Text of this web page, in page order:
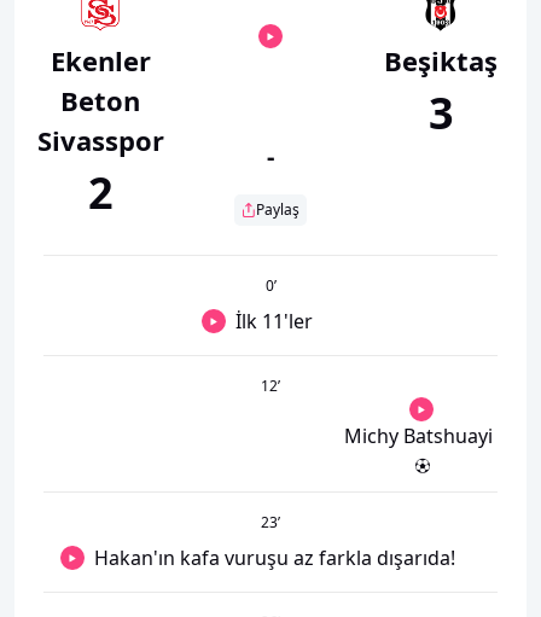
Ekenler
Beton
Sivasspor
2
-
Paylaş
Beşiktaş
3
0’
İlk 11'ler
12’
Michy Batshuayi
23’
Hakan'ın kafa vuruşu az farkla dışarıda!